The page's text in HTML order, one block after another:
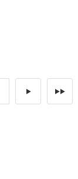
► ►►